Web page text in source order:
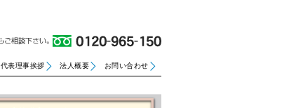
代表理事挨拶 法人概要 お問い合わせ